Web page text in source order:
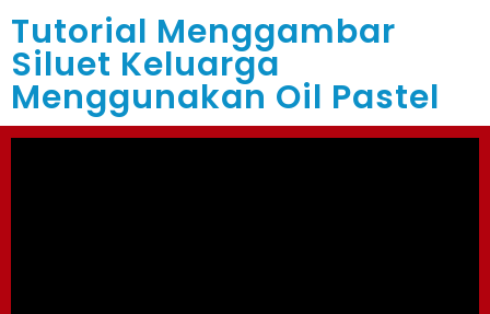
Tutorial Menggambar
Siluet Keluarga
Menggunakan Oil Pastel